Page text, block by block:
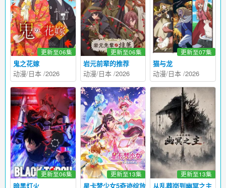
鬼之花嫁
更新至06集
动漫/日本 /2026
岩元前辈的推荐
更新至06集
动漫/日本/2026
猫与龙
更新至07集
动漫/日本 /2026
暗黑灯火
更新至06集
星卡梦少女5奇迹绽放
更新至13集
从乱葬岗到幽冥之主
更新至13集